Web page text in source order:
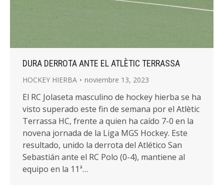
DURA DERROTA ANTE EL ATLÈTIC TERRASSA
HOCKEY HIERBA noviembre 13, 2023
El RC Jolaseta masculino de hockey hierba se ha
visto superado este fin de semana por el Atlètic
Terrassa HC, frente a quien ha caído 7-0 en la
novena jornada de la Liga MGS Hockey. Este
resultado, unido la derrota del Atlético San
Sebastián ante el RC Polo (0-4), mantiene al
equipo en la 11ª…